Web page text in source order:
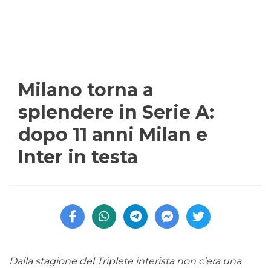
Milano torna a
splendere in Serie A:
dopo 11 anni Milan e
Inter in testa
Dalla stagione del Triplete interista non c’era una